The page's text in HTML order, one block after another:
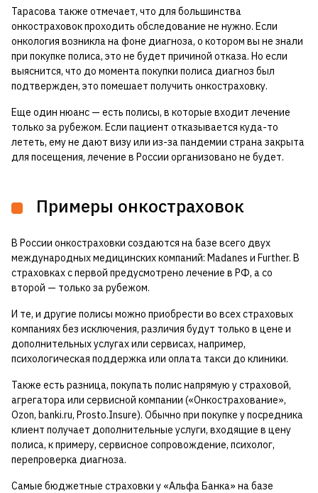
Тарасова также отмечает, что для большинства
онкостраховок проходить обследование не нужно. Если
онкология возникла на фоне диагноза, о котором вы не знали
при покупке полиса, это не будет причиной отказа. Но если
выяснится, что до момента покупки полиса диагноз был
подтвержден, это помешает получить онкостраховку.
Еще один нюанс — есть полисы, в которые входит лечение
только за рубежом. Если пациент отказывается куда-то
лететь, ему не дают визу или из-за пандемии страна закрыта
для посещения, лечение в России организовано не будет.
Примеры онкостраховок
В России онкостраховки создаются на базе всего двух
международных медицинских компаний: Madanes и Further. В
страховках с первой предусмотрено лечение в РФ, а со
второй — только за рубежом.
И те, и другие полисы можно приобрести во всех страховых
компаниях без исключения, различия будут только в цене и
дополнительных услугах или сервисах, например,
психологическая поддержка или оплата такси до клиники.
Также есть разница, покупать полис напрямую у страховой,
агрегатора или сервисной компании («Онкострахование»,
Ozon, banki.ru, Prosto.Insure). Обычно при покупке у посредника
клиент получает дополнительные услуги, входящие в цену
полиса, к примеру, сервисное сопровождение, психолог,
перепроверка диагноза.
Самые бюджетные страховки у «Альфа Банка» на базе